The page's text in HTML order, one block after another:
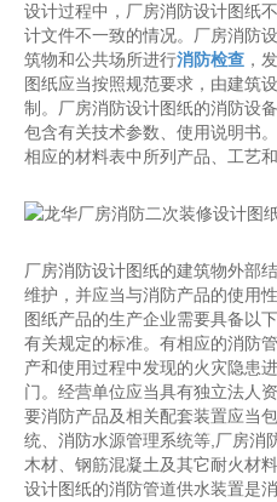
设计过程中，厂房消防设计图纸
计文件不一致的情况。厂房消防
筑物和公共场所进行消防检查，
图纸应当按照规范要求，由建筑
制。厂房消防设计图纸的消防设
包含有关技术参数、使用说明书
相应的材料表中所列产品、工艺
厂房消防设计图纸的建筑物外部
维护，并应当与消防产品的使用
图纸产品的生产企业需要具备以
有关规定的标准。有相应的消防
产和使用过程中发现的火灾隐患
门。经营单位应当具有独立法人
要消防产品及相关配套装置应当
统、消防水源管理系统等,厂房消
木材、钢筋混凝土及其它耐火材
设计图纸的消防管道供水装置是